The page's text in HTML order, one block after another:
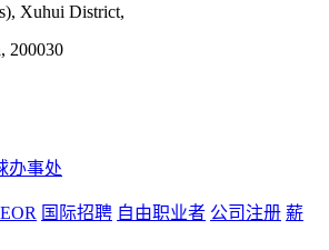
Xuhui District,
200030
办事处
国际招聘 自由职业者 公司注册 薪